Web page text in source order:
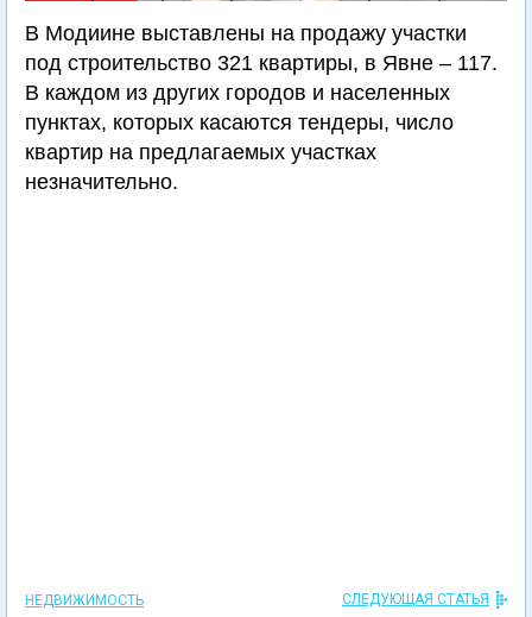
В Модиине выставлены на продажу участки
под строительство 321 квартиры, в Явне – 117.
В каждом из других городов и населенных
пунктах, которых касаются тендеры, число
квартир на предлагаемых участках
незначительно.
НЕДВИЖИМОСТЬ СЛЕДУЮЩАЯ СТАТЬЯ